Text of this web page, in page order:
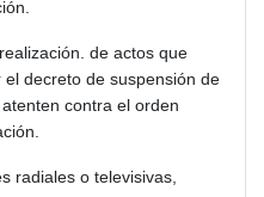
de actos que
decreto de suspensión de
contra el orden
radiales o televisivas,